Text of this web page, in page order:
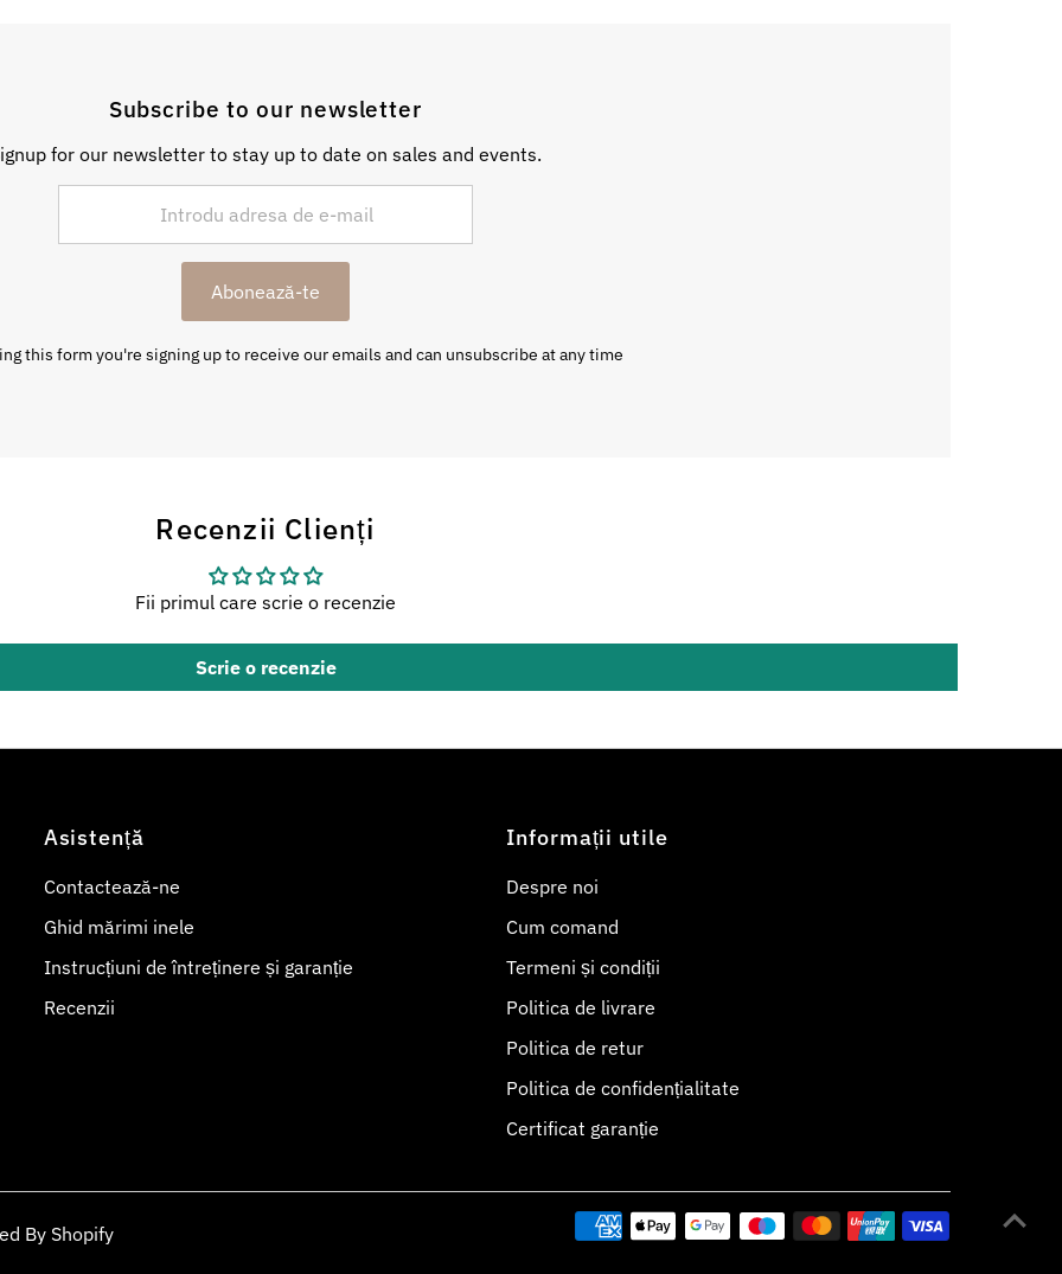
Subscribe to our newsletter
for our newsletter to stay up to date on sales and events.
Abonează-te
this form you're signing up to receive our emails and can unsubscribe at any time
Recenzii Clienți
Fii primul care scrie o recenzie
Scrie o recenzie
Asistență
Contactează-ne
Ghid mărimi inele
Instrucțiuni de întreținere și garanție
Recenzii
Informații utile
Despre noi
Cum comand
Termeni și condiții
Politica de livrare
Politica de retur
Politica de confidențialitate
Certificat garanție
By Shopify